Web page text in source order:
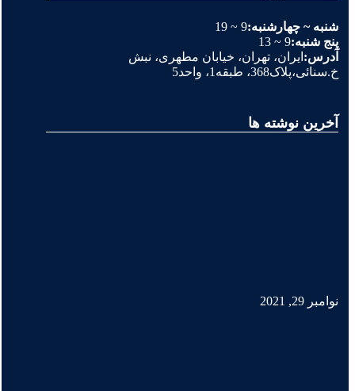
شنبه ~ چهارشنبه:9 ~ 19
پنج شنبه:9 ~ 13
آدرس: ایران، تهران، خیابان مطهری، نبش
خ.سنائی،پلاک368، طبقه1، واحد5
آخرین نوشته ها
نوامبر 29, 2021